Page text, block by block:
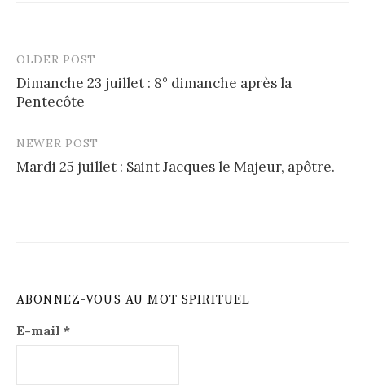
Post
navigation
OLDER POST
Dimanche 23 juillet : 8° dimanche après la
Pentecôte
NEWER POST
Mardi 25 juillet : Saint Jacques le Majeur, apôtre.
ABONNEZ-VOUS AU MOT SPIRITUEL
E-mail *